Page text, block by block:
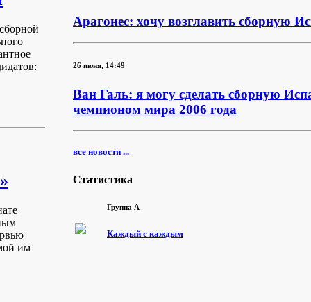
им
Арагонес: хочу возглавить сборную
26 июня, 14:49
Ван Галь: я могу сделать сборную
чемпионом мира 2006 года
все новости ...
Статистика
Группа A
Каждый с каждым